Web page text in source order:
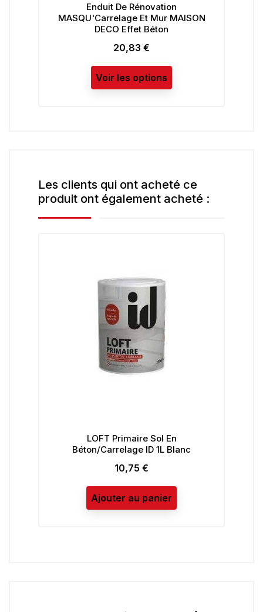
Enduit De Rénovation
MASQU'Carrelage Et Mur MAISON
DECO Effet Béton
20,83 €
Voir les options
Les clients qui ont acheté ce
produit ont également acheté :
LOFT Primaire Sol En
Béton/Carrelage ID 1L Blanc
Prix
10,75 €
Ajouter au panier